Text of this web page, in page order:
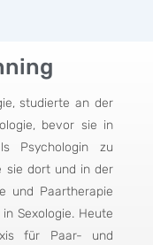
studierte an der
bevor sie in
Psychologin zu
sie dort und in der
und Paartherapie
Sexologie. Heute
für Paar- und